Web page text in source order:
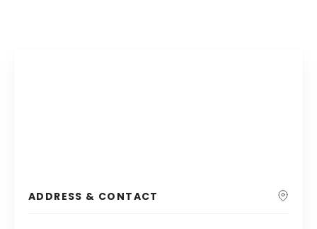
ADDRESS & CONTACT